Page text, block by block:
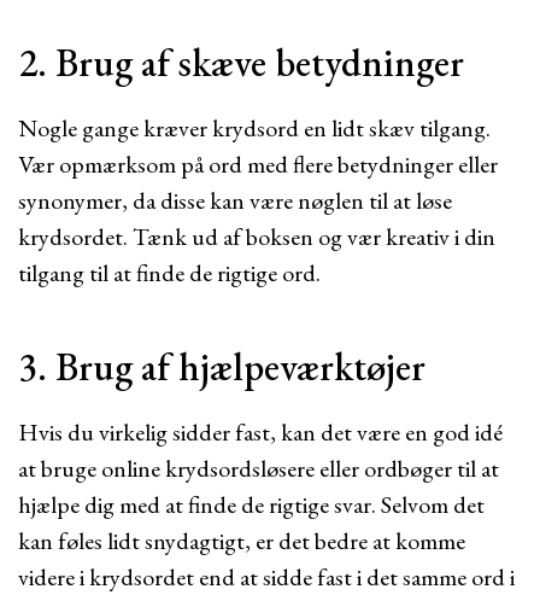
2. Brug af skæve betydninger
Nogle gange kræver krydsord en lidt skæv tilgang.
Vær opmærksom på ord med flere betydninger eller
synonymer, da disse kan være nøglen til at løse
krydsordet. Tænk ud af boksen og vær kreativ i din
tilgang til at finde de rigtige ord.
3. Brug af hjælpeværktøjer
Hvis du virkelig sidder fast, kan det være en god idé
at bruge online krydsordsløsere eller ordbøger til at
hjælpe dig med at finde de rigtige svar. Selvom det
kan føles lidt snydagtigt, er det bedre at komme
videre i krydsordet end at sidde fast i det samme ord i